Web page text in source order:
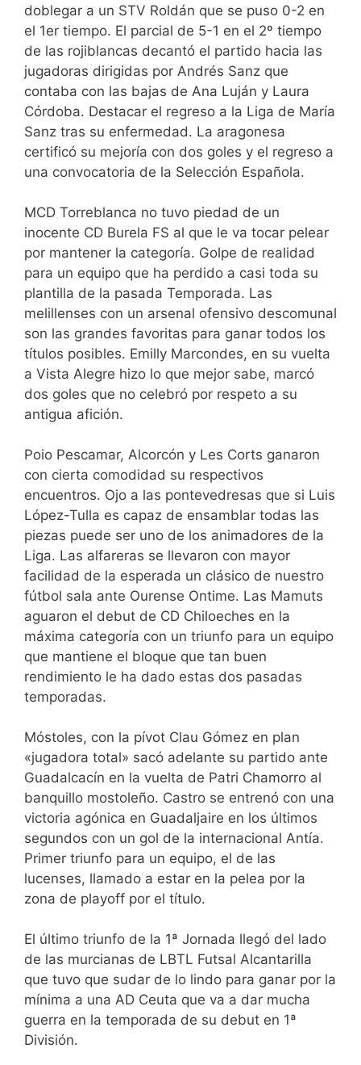
doblegar a un STV Roldán que se puso 0-2 en
el 1er tiempo. El parcial de 5-1 en el 2º tiempo
de las rojiblancas decantó el partido hacia las
jugadoras dirigidas por Andrés Sanz que
contaba con las bajas de Ana Luján y Laura
Córdoba. Destacar el regreso a la Liga de María
Sanz tras su enfermedad. La aragonesa
certificó su mejoría con dos goles y el regreso a
una convocatoria de la Selección Española.
MCD Torreblanca no tuvo piedad de un
inocente CD Burela FS al que le va tocar pelear
por mantener la categoría. Golpe de realidad
para un equipo que ha perdido a casi toda su
plantilla de la pasada Temporada. Las
melillenses con un arsenal ofensivo descomunal
son las grandes favoritas para ganar todos los
títulos posibles. Emilly Marcondes, en su vuelta
a Vista Alegre hizo lo que mejor sabe, marcó
dos goles que no celebró por respeto a su
antigua afición.
Poio Pescamar, Alcorcón y Les Corts ganaron
con cierta comodidad su respectivos
encuentros. Ojo a las pontevedresas que si Luis
López-Tulla es capaz de ensamblar todas las
piezas puede ser uno de los animadores de la
Liga. Las alfareras se llevaron con mayor
facilidad de la esperada un clásico de nuestro
fútbol sala ante Ourense Ontime. Las Mamuts
aguaron el debut de CD Chiloeches en la
máxima categoría con un triunfo para un equipo
que mantiene el bloque que tan buen
rendimiento le ha dado estas dos pasadas
temporadas.
Móstoles, con la pívot Clau Gómez en plan
«jugadora total» sacó adelante su partido ante
Guadalcacín en la vuelta de Patri Chamorro al
banquillo mostoleño. Castro se entrenó con una
victoria agónica en Guadaljaire en los últimos
segundos con un gol de la internacional Antía.
Primer triunfo para un equipo, el de las
lucenses, llamado a estar en la pelea por la
zona de playoff por el título.
El último triunfo de la 1ª Jornada llegó del lado
de las murcianas de LBTL Futsal Alcantarilla
que tuvo que sudar de lo lindo para ganar por la
mínima a una AD Ceuta que va a dar mucha
guerra en la temporada de su debut en 1ª
División.